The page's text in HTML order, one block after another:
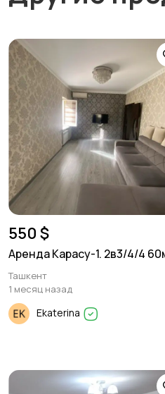
550 $
Аренда Карасу-1. 2в3/4/4
Ташкент
1 месяц назад
Ekaterina